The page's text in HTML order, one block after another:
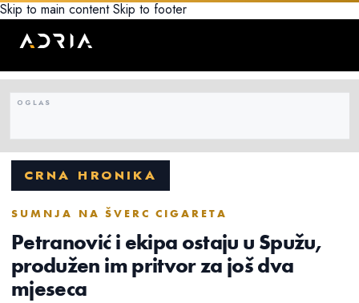
Skip to main content Skip to footer
CRNA HRONIKA
SUMNJA NA ŠVERC CIGARETA
Petranović i ekipa ostaju u Spužu,
produžen im pritvor za još dva
mjeseca